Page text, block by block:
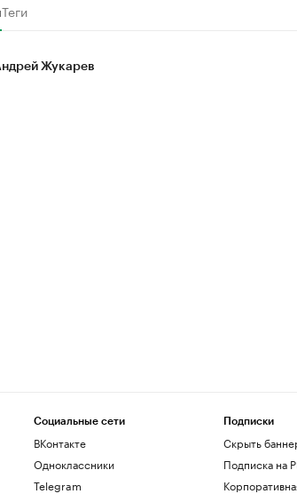
Теги
Жукарев
Социальные сети
ВКонтакте
Одноклассники
Telegram
Подписки
Скрыть
Подписка на